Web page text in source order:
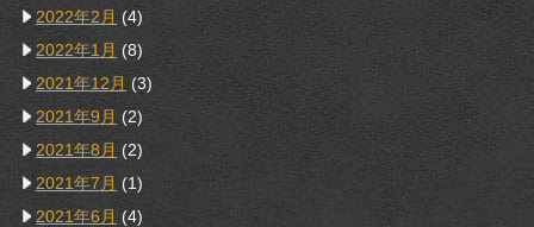
2022年2月 (4)
2022年1月 (8)
2021年12月 (3)
2021年9月 (2)
2021年8月 (2)
2021年7月 (1)
2021年6月 (4)